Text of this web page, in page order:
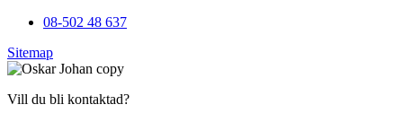
08-502 48 637
Sitemap
Vill du bli kontaktad?